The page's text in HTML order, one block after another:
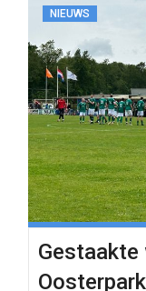
NIEUWS